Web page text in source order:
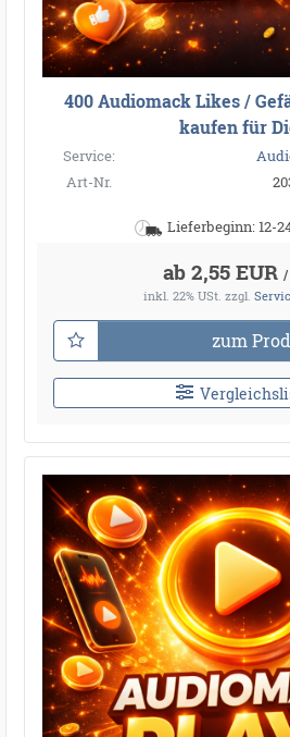
400 Audiomack Likes /
kaufen für
Service:
Art-Nr.
Lieferbeginn: 12-
ab 2,55 EUR /
inkl. 22% USt. zzgl.
zum